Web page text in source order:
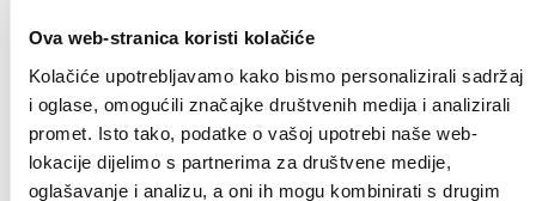
Ova web-stranica koristi kolačiće
Kolačiće upotrebljavamo kako bismo personalizirali sadržaj
i oglase, omogućili značajke društvenih medija i analizirali
promet. Isto tako, podatke o vašoj upotrebi naše web-
lokacije dijelimo s partnerima za društvene medije,
oglašavanje i analizu, a oni ih mogu kombinirati s drugim
vrijeme sudskog postupka, sud je upleten. Budući smo
odvjetničko društvo, možemo Vam pomoći u obje faze. Većina
predmeta riješi se bez intervencije suda.
1. Izvansudska naplata potraživanja